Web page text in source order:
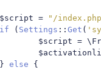
= "/
if
( Settings :: Get (
$script
=
} else
{